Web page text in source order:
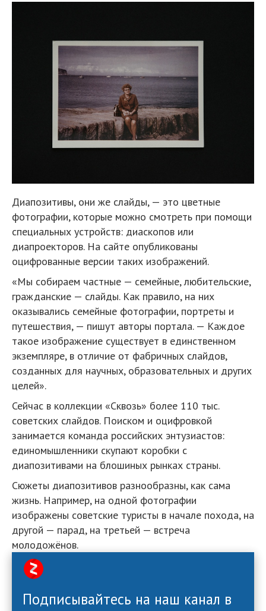
Диапозитивы, они же слайды, — это цветные
фотографии, которые можно смотреть при помощи
специальных устройств: диаскопов или
диапроекторов. На сайте опубликованы
оцифрованные версии таких изображений.
«Мы собираем частные — семейные, любительские,
гражданские — слайды. Как правило, на них
оказывались семейные фотографии, портреты и
путешествия, — пишут авторы портала. — Каждое
такое изображение существует в единственном
экземпляре, в отличие от фабричных слайдов,
созданных для научных, образовательных и других
целей».
Сейчас в коллекции «Сквозь» более 110 тыс.
советских слайдов. Поиском и оцифровкой
занимается команда российских энтузиастов:
единомышленники скупают коробки с
диапозитивами на блошиных рынках страны.
Сюжеты диапозитивов разнообразны, как сама
жизнь. Например, на одной фотографии
изображены советские туристы в начале похода, на
другой — парад, на третьей — встреча
молодожёнов.
Подписывайтесь на наш канал в